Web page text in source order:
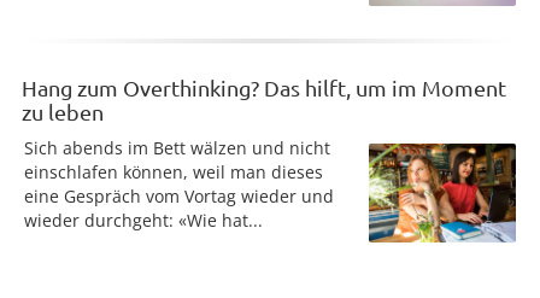
Hang zum Overthinking? Das hilft, um im Moment
zu leben
Sich abends im Bett wälzen und nicht
einschlafen können, weil man dieses
eine Gespräch vom Vortag wieder und
wieder durchgeht: «Wie hat...